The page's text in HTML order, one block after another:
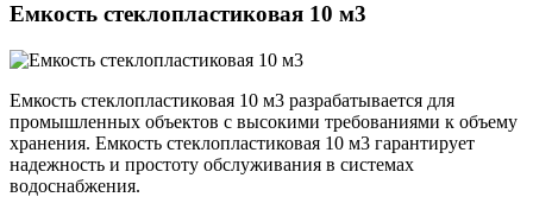
Емкость стеклопластиковая 10 м3
Емкость стеклопластиковая 10 м3 разрабатывается для
промышленных объектов с высокими требованиями к объему
хранения. Емкость стеклопластиковая 10 м3 гарантирует
надежность и простоту обслуживания в системах
водоснабжения.